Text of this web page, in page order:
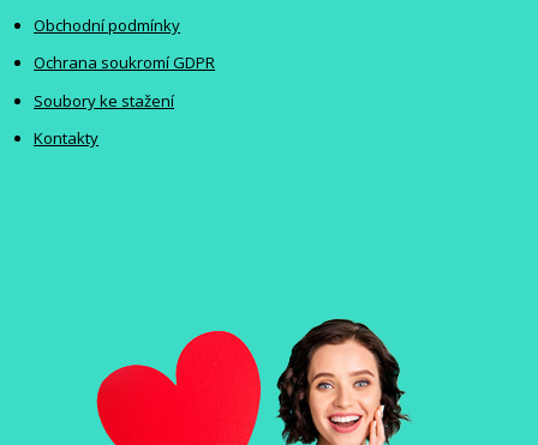
Obchodní podmínky
Ochrana soukromí GDPR
Soubory ke stažení
Kontakty